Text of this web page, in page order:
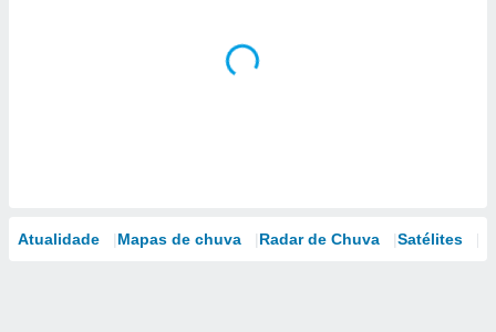
Atualidade Mapas de chuva Radar de Chuva Satélites